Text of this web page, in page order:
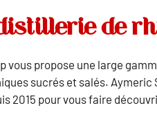
de
vous propose une large
sucrés et salés.
2015 pour vous faire